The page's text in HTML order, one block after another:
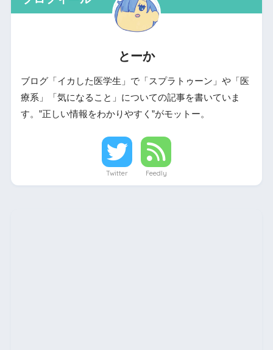
とーか
ブログ「イカした医学生」で「スプラトゥーン」や「医
療系」「気になること」についての記事を書いていま
す。”正しい情報をわかりやすく”がモットー。
Twitter Feedly